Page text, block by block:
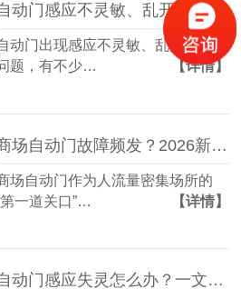
自动门感应不灵敏、乱开乱关？维修师傅不愿透露的3个“零成本”排查法！
动门出现感应不灵敏、乱开乱关的
题，有不少…
【详情】
商场自动门故障频发？2026新维修保养指南，省下50%维修费
场自动门作为人流量密集场所的
第一道关口”…
【详情】
自动门感应失灵怎么办？一文教你快速排查与修复